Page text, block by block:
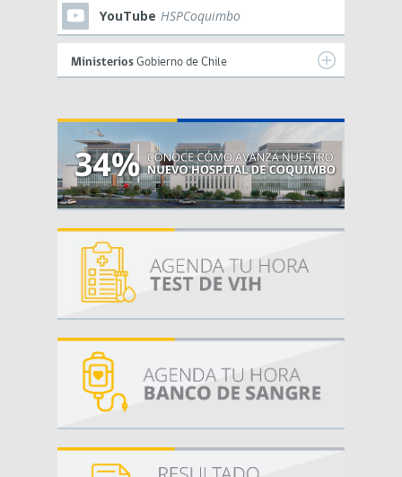
YouTube HSPCoquimbo
Ministerios Gobierno de Chile